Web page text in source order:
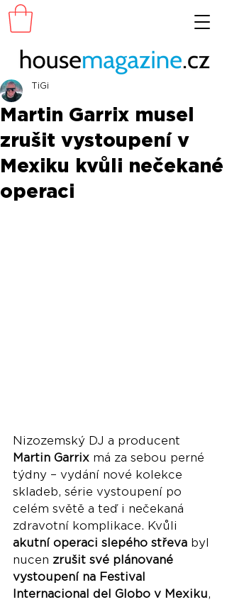
Martin Garrix musel
zrušit vystoupení v
Mexiku kvůli nečekané
operaci
TiGi
Nizozemský DJ a producent
Martin Garrix má za sebou perné
týdny – vydání nové kolekce
skladeb, série vystoupení po
celém světě a teď i nečekaná
zdravotní komplikace. Kvůli
akutní operaci slepého střeva byl
nucen zrušit své plánované
vystoupení na Festival
Internacional del Globo v Mexiku,